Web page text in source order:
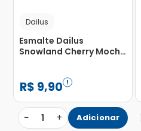
Dailus
Esmalte Dailus
Snowland Cherry Mocha
R$ 9,90
− 1 + Adicionar